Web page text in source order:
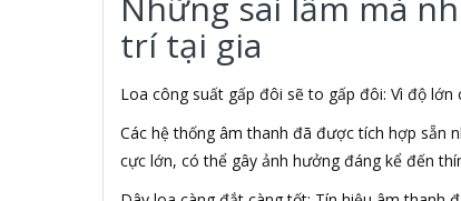
ACNES
Acnos
ACOUSTIC ENERGY
AD
ADATA USA
ADDLOGIX
trí tại gia
Loa công suất gấp đôi sẽ to gấp đôi: Vì độ
Các hệ thống âm thanh đã được tích hợp sẵn
cực lớn, có thể gây ảnh hưởng đáng kể đến